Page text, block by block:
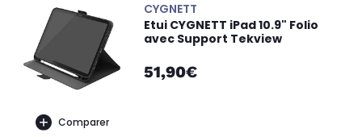
Comparer
CYGNETT
Etui CYGNETT iPad 10.9" Folio
avec Support Tekview
51,90€